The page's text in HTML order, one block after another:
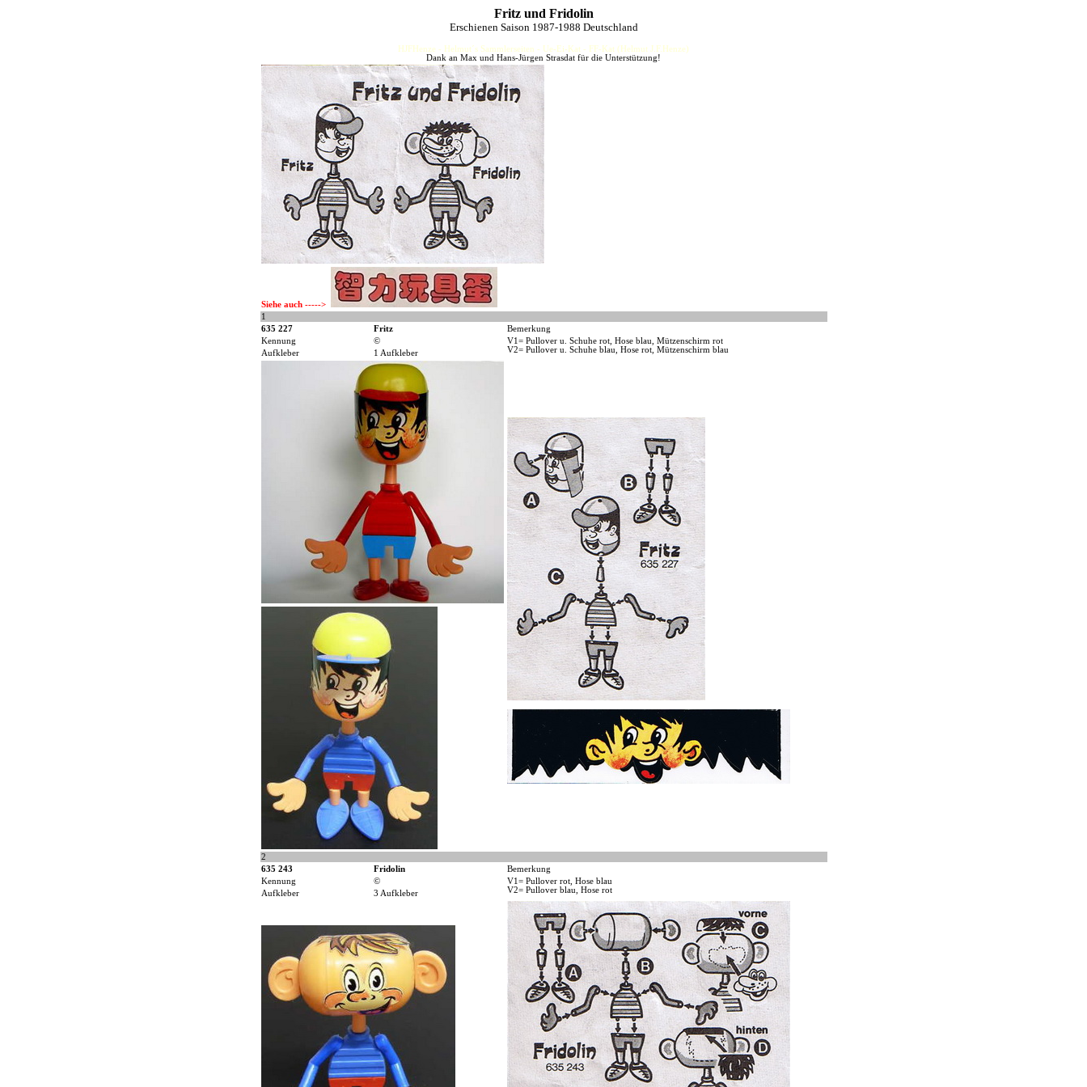
Fritz und Fridolin
Erschienen Saison 1987-1988 Deutschland
HJFHenze - Helmut´s Sammlerseiten - Ue-Ei-Kat - FF-Kat (Helmut J.F.Henze)
Dank an Max und Hans-Jürgen Strasdat für die Unterstützung!
Siehe auch ----->
1
635 227
Fritz
Bemerkung
Kennung
©
V1= Pullover u. Schuhe rot, Hose blau, Mützenschirm rot
V2= Pullover u. Schuhe blau, Hose rot, Mützenschirm blau
Aufkleber 1 Aufkleber
2
635 243
Fridolin
Bemerkung
Kennung
©
V1= Pullover rot, Hose blau
V2= Pullover blau, Hose rot
Aufkleber 3 Aufkleber